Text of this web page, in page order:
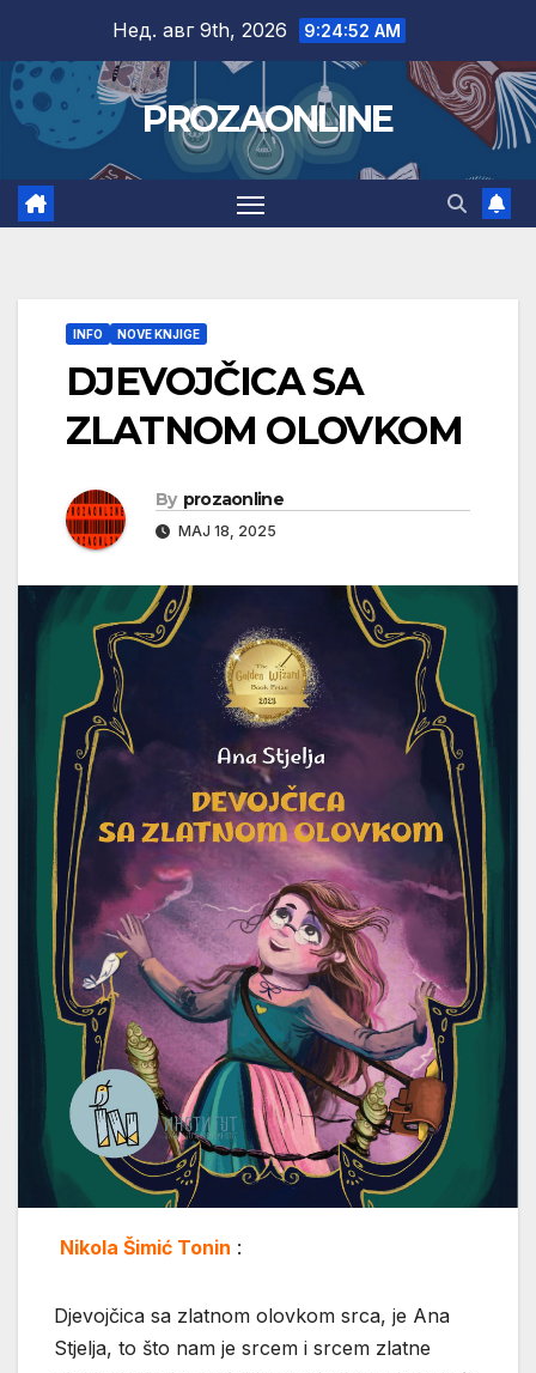
content
Нед. авг 9th, 2026 9:24:53 AM
PROZAONLINE
INFO NOVE KNJIGE
DJEVOJČICA SA
ZLATNOM OLOVKOM
By prozaonline
МАЈ 18, 2025
Nikola Šimić Tonin :
Djevojčica sa zlatnom olovkom srca, je Ana
Stjelja, to što nam je srcem i srcem zlatne